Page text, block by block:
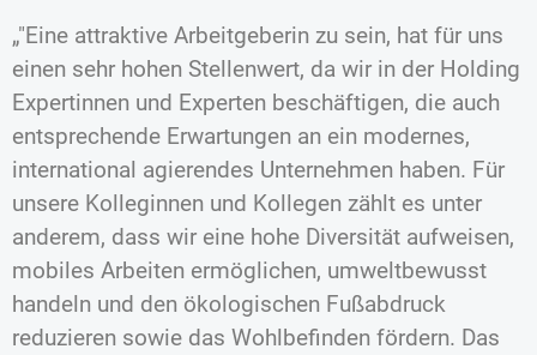
„ Eine attraktive Arbeitgeberin zu sein, hat für uns
einen sehr hohen Stellenwert, da wir in der Holding
Expertinnen und Experten beschäftigen, die auch
entsprechende Erwartungen an ein modernes,
international agierendes Unternehmen haben. Für
unsere Kolleginnen und Kollegen zählt es unter
anderem, dass wir eine hohe Diversität aufweisen,
mobiles Arbeiten ermöglichen, umweltbewusst
handeln und den ökologischen Fußabdruck
reduzieren sowie das Wohlbefinden fördern. Das